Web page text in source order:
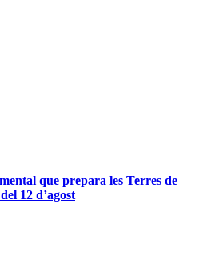
que prepara les Terres de
12 d’agost